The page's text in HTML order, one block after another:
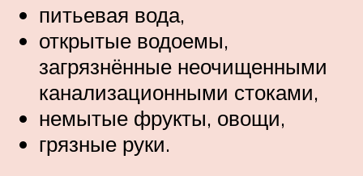
питьевая вода,
открытые водоемы,
загрязнённые неочищенными
канализационными стоками,
немытые фрукты, овощи,
грязные руки.